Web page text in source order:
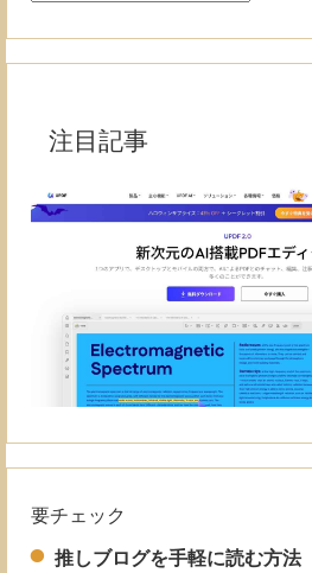
注目記事
Read More
要チェック
推しブログを手軽に読む方法